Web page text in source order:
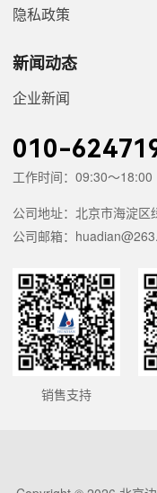
隐私政策
新闻动态
企业新闻
010-
工作时间：09:30～18:00
公司地址：北京市海淀区
公司邮箱：
销售支持